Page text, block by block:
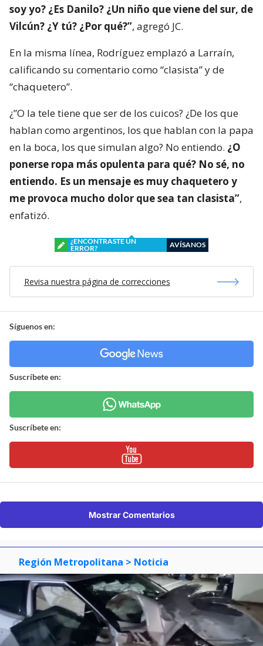
soy yo? ¿Es Danilo? ¿Un niño que viene del sur, de
Vilcún? ¿Y tú? ¿Por qué?”, agregó JC.
En la misma línea, Rodríguez emplazó a Larraín,
calificando su comentario como “clasista” y de
“chaquetero”.
¿”O la tele tiene que ser de los cuicos? ¿De los que
hablan como argentinos, los que hablan con la papa
en la boca, los que simulan algo? No entiendo. ¿O
ponerse ropa más opulenta para qué? No sé, no
entiendo. Es un mensaje es muy chaquetero y
me provoca mucho dolor que sea tan clasista”,
enfatizó.
¿ENCONTRASTE UN
ERROR?
AVÍSANOS
Revisa nuestra página de correcciones
Síguenos en:
Suscríbete en:
Suscríbete en:
Mostrar Comentarios
Región Metropolitana > Noticia